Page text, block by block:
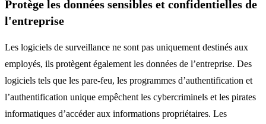
Protège les données sensibles et confidentielles de
l'entreprise
Les logiciels de surveillance ne sont pas uniquement destinés aux
employés, ils protègent également les données de l’entreprise. Des
logiciels tels que les pare-feu, les programmes d’authentification et
l’authentification unique empêchent les cybercriminels et les pirates
informatiques d’accéder aux informations propriétaires. Les